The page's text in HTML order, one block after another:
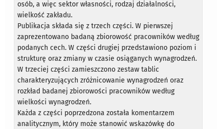
osób, a więc sektor własności, rodzaj działalności,
wielkość zakładu.
Publikacja składa się z trzech części. W pierwszej
zaprezentowano badaną zbiorowość pracowników według
podanych cech. W części drugiej przedstawiono poziom i
strukturę oraz zmiany w czasie osiąganych wynagrodzeń.
W trzeciej części zamieszczono zestaw tablic
charakteryzujących zróżnicowanie wynagrodzeń oraz
rozkład badanej zbiorowości pracowników według
wielkości wynagrodzeń.
Każda z części poprzedzona została komentarzem
analitycznym, który może stanowić wskazówkę do